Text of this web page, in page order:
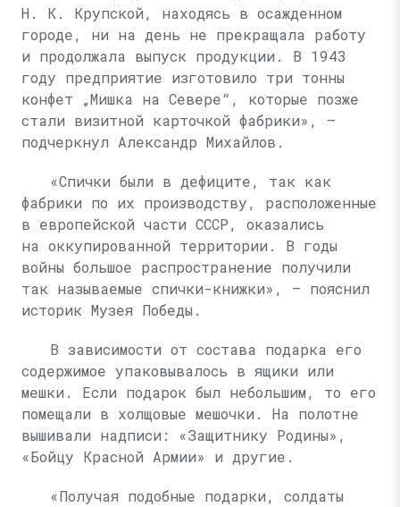
Н. К. Крупской, находясь в осажденном
городе, ни на день не прекращала работу
и продолжала выпуск продукции. В 1943
году предприятие изготовило три тонны
конфет „Мишка на Севере“, которые позже
стали визитной карточкой фабрики», —
подчеркнул Александр Михайлов.
«Спички были в дефиците, так как
фабрики по их производству, расположенные
в европейской части СССР, оказались
на оккупированной территории. В годы
войны большое распространение получили
так называемые спички-книжки», — пояснил
историк Музея Победы.
В зависимости от состава подарка его
содержимое упаковывалось в ящики или
мешки. Если подарок был небольшим, то его
помещали в холщовые мешочки. На полотне
вышивали надписи: «Защитнику Родины»,
«Бойцу Красной Армии» и другие.
«Получая подобные подарки, солдаты